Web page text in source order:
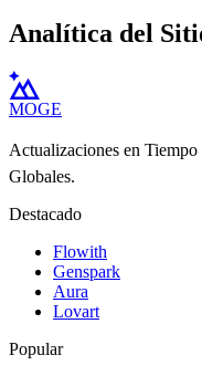
Analítica del
MOGE
Actualizaciones en Tiempo
Globales.
Destacado
Flowith
Genspark
Aura
Lovart
Popular